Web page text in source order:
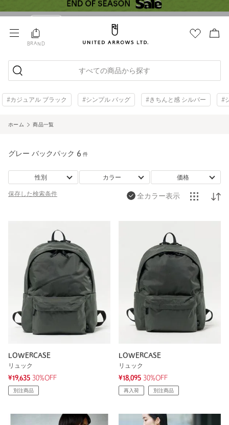
BRAND
すべての商品から探す
#カジュアル ブラック #シンプル バッグ #きちんと感 シルバー #
ホーム 商品一覧
グレー バックパック 6 件
性別 カラー 価格
保存した検索条件 全カラー表示
LOWERCASE
リュック
¥19,635 30%OFF
別注商品
LOWERCASE
リュック
¥18,095 30%OFF
再入荷 別注商品